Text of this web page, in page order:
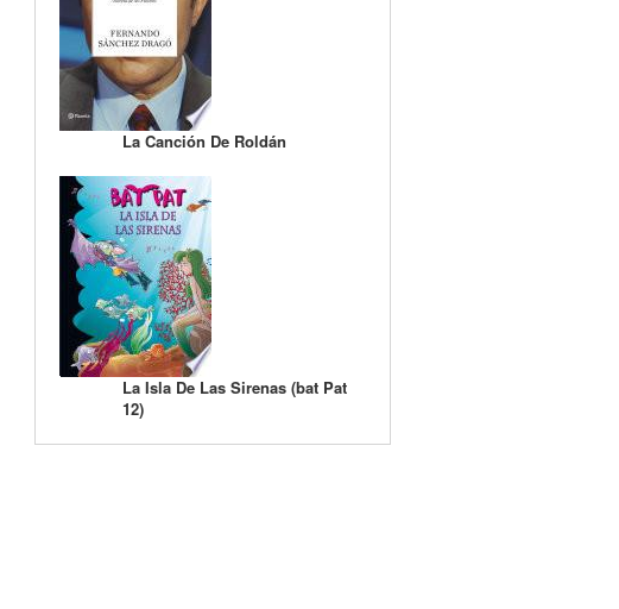
La Canción De Roldán
La Isla De Las Sirenas (bat Pat
12)